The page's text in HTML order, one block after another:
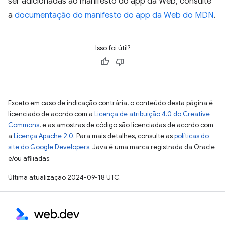
a documentação do manifesto do app da Web do MDN.
Isso foi útil?
Exceto em caso de indicação contrária, o conteúdo desta página é
licenciado de acordo com a Licença de atribuição 4.0 do Creative
Commons, e as amostras de código são licenciadas de acordo com
a Licença Apache 2.0. Para mais detalhes, consulte aspolíticas do
site do Google Developers. Java é uma marca registrada da Oracle
e/ou afiliadas.
Última atualização 2024-09-18 UTC.